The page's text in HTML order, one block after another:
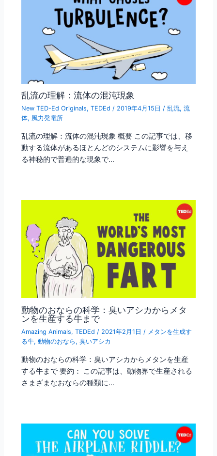
乱流の理解：流体の混沌現象
New TED-Ed Originals,TEDEd / 2019年4月15日/乱流,流
体, 風力発電所
乱流の理解：流体の混沌現象 概要 この記事では、移
動する流体があるほとんどのシステムに影響を与え
る神秘的で普遍的な現象で…
動物のおならの科学：臭いアシカからメタ
ンを生産する牛まで
Amazing Animals,TEDEd / 2021年2月1日/ メタンを生成す
る牛,動物のおなら ,臭いアシカ
動物のおならの科学：臭いアシカからメタンを生産
する牛まで 要約： この記事は、動物界で生産される
さまざまなおならの種類に…